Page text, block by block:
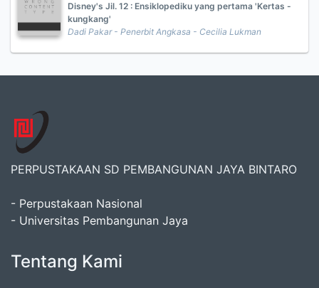
Disney's Jil. 12 : Ensiklopediku yang pertama 'Kertas -
kungkang'
Dadi Pakar - Penerbit Angkasa - Cecilia Lukman
PERPUSTAKAAN SD PEMBANGUNAN JAYA BINTARO
- Perpustakaan Nasional
- Universitas Pembangunan Jaya
Tentang Kami